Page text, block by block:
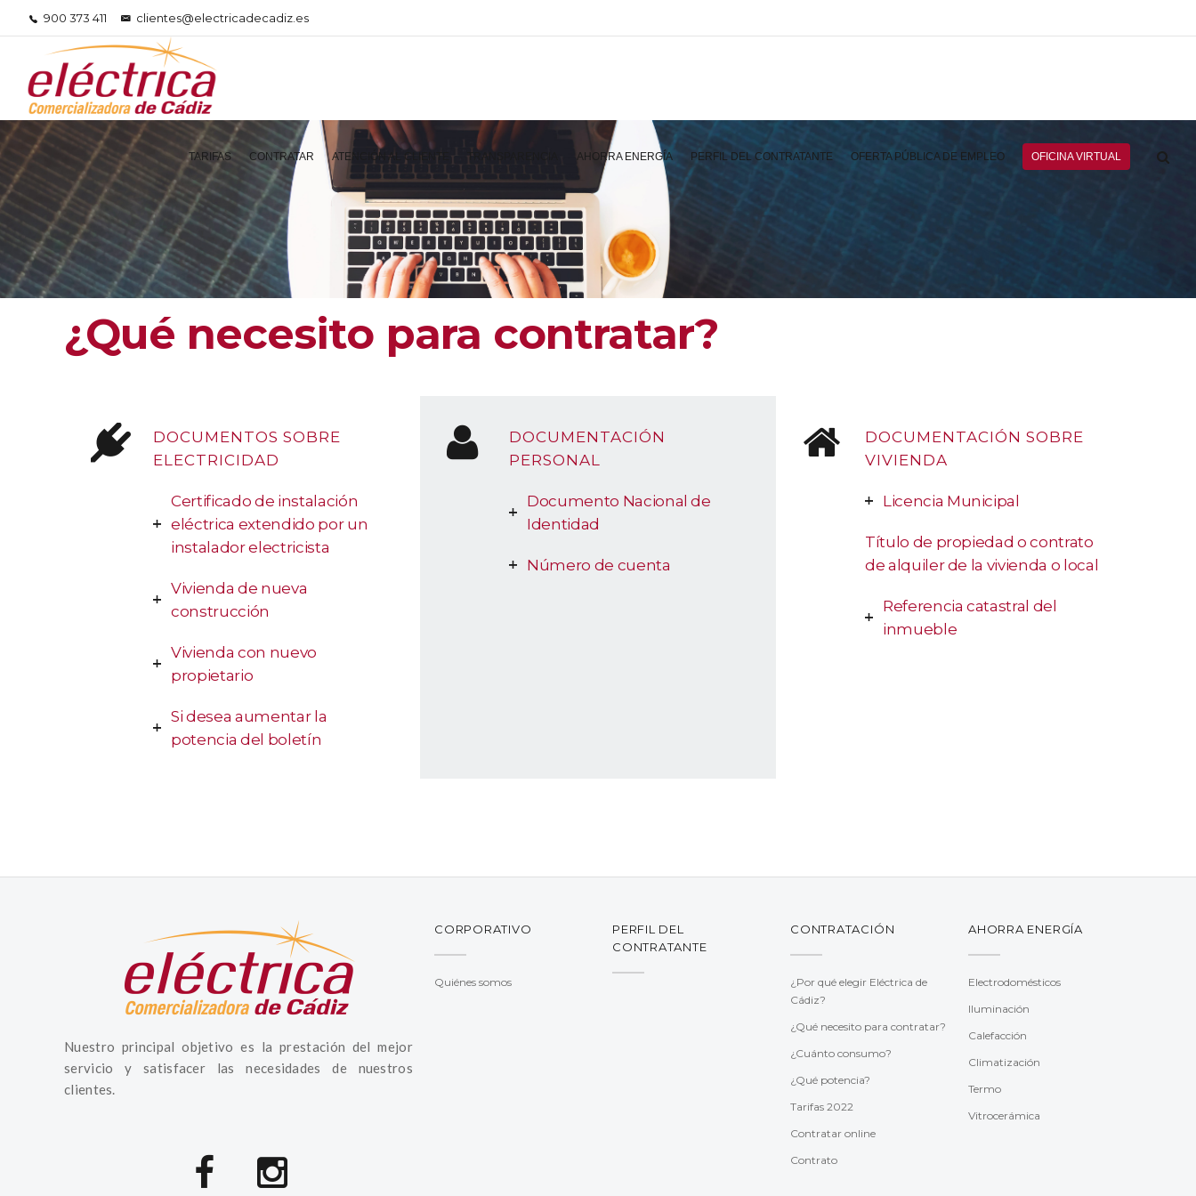
900 373 411 clientes@electricadecadiz.es
TARIFAS CONTRATAR ATENCIÓN AL CLIENTE TRANSPARENCIA AHORRA ENERGÍA PERFIL DEL CONTRATANTE OFERTA PÚBLICA DE EMPLEO OFICINA VIRTUAL
¿Qué necesito para contratar?
DOCUMENTOS SOBRE
ELECTRICIDAD
Certificado de instalación
eléctrica extendido por un
instalador electricista
Vivienda de nueva
construcción
Vivienda con nuevo
propietario
Si desea aumentar la
potencia del boletín
DOCUMENTACIÓN
PERSONAL
Documento Nacional de
Identidad
Número de cuenta
DOCUMENTACIÓN SOBRE
VIVIENDA
Licencia Municipal
Título de propiedad o contrato
de alquiler de la vivienda o local
Referencia catastral del
inmueble
Nuestro principal objetivo es la prestación del mejor
servicio y satisfacer las necesidades de nuestros
clientes.
CORPORATIVO
Quiénes somos
PERFIL DEL
CONTRATANTE
CONTRATACIÓN
¿Por qué elegir Eléctrica de
Cádiz?
¿Qué necesito para contratar?
¿Cuánto consumo?
¿Qué potencia?
Tarifas 2022
Contratar online
Contrato
AHORRA ENERGÍA
Electrodomésticos
Iluminación
Calefacción
Climatización
Termo
Vitrocerámica